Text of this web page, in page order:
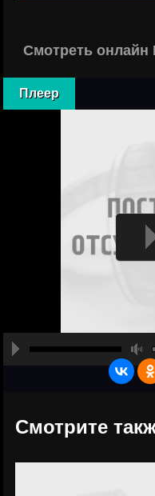
Смотреть онлайн
Плеер
Смотрите